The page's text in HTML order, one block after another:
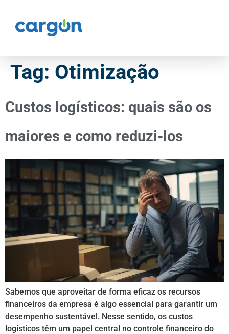
Tag: Otimização
Custos logísticos: quais são os
maiores e como reduzi-los
Sabemos que aproveitar de forma eficaz os recursos
financeiros da empresa é algo essencial para garantir um
desempenho sustentável. Nesse sentido, os custos
logísticos têm um papel central no controle financeiro do